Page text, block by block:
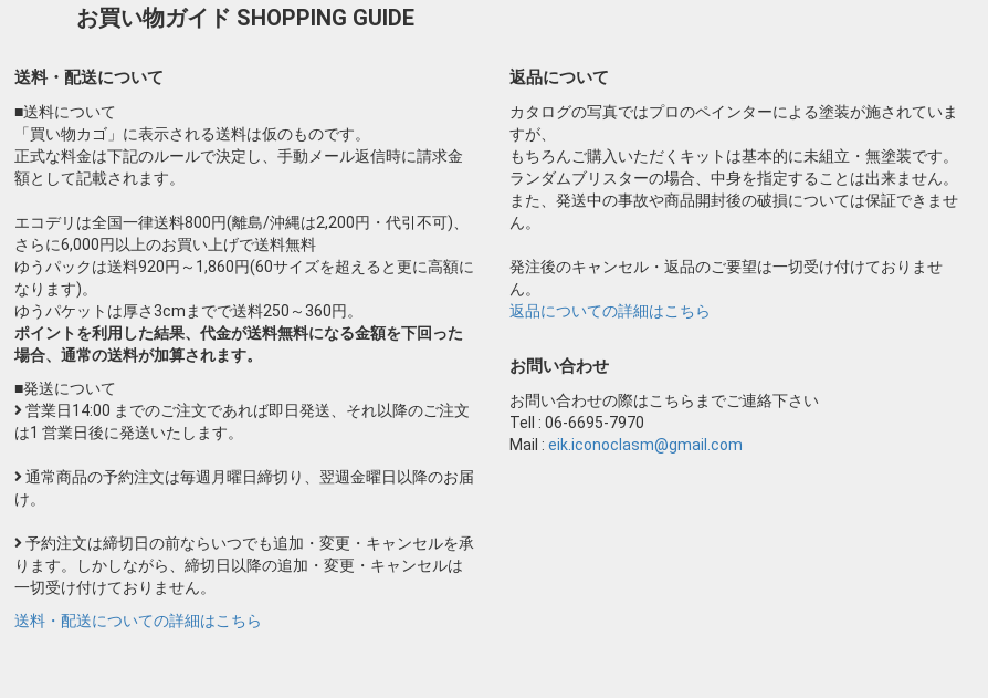
お買い物ガイド SHOPPING GUIDE
送料・配送について
■送料について
「買い物カゴ」に表示される送料は仮のものです。
正式な料金は下記のルールで決定し、手動メール返信時に請求金
額として記載されます。
エコデリは全国一律送料800円(離島/沖縄は2,200円・代引不可)、
さらに6,000円以上のお買い上げで送料無料
ゆうパックは送料920円～1,860円(60サイズを超えると更に高額に
なります)。
ゆうパケットは厚さ3cmまでで送料250～360円。
ポイントを利用した結果、代金が送料無料になる金額を下回った
場合、通常の送料が加算されます。
■発送について
営業日14:00 までのご注文であれば即日発送、それ以降のご注文
は1 営業日後に発送いたします。
通常商品の予約注文は毎週月曜日締切り、翌週金曜日以降のお届
け。
予約注文は締切日の前ならいつでも追加・変更・キャンセルを承
ります。しかしながら、締切日以降の追加・変更・キャンセルは
一切受け付けておりません。
送料・配送についての詳細はこちら
返品について
カタログの写真ではプロのペインターによる塗装が施されていま
すが、
もちろんご購入いただくキットは基本的に未組立・無塗装です。
ランダムブリスターの場合、中身を指定することは出来ません。
また、発送中の事故や商品開封後の破損については保証できませ
ん。
発注後のキャンセル・返品のご要望は一切受け付けておりませ
ん。
返品についての詳細はこちら
お問い合わせ
お問い合わせの際はこちらまでご連絡下さい
Tell : 06-6695-7970
Mail : eik.iconoclasm@gmail.com